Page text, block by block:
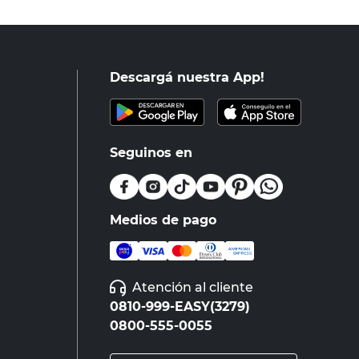
Descargá nuestra App!
Seguinos en
Medios de pago
Atención al cliente
0810-999-EASY(3279)
0800-555-0055